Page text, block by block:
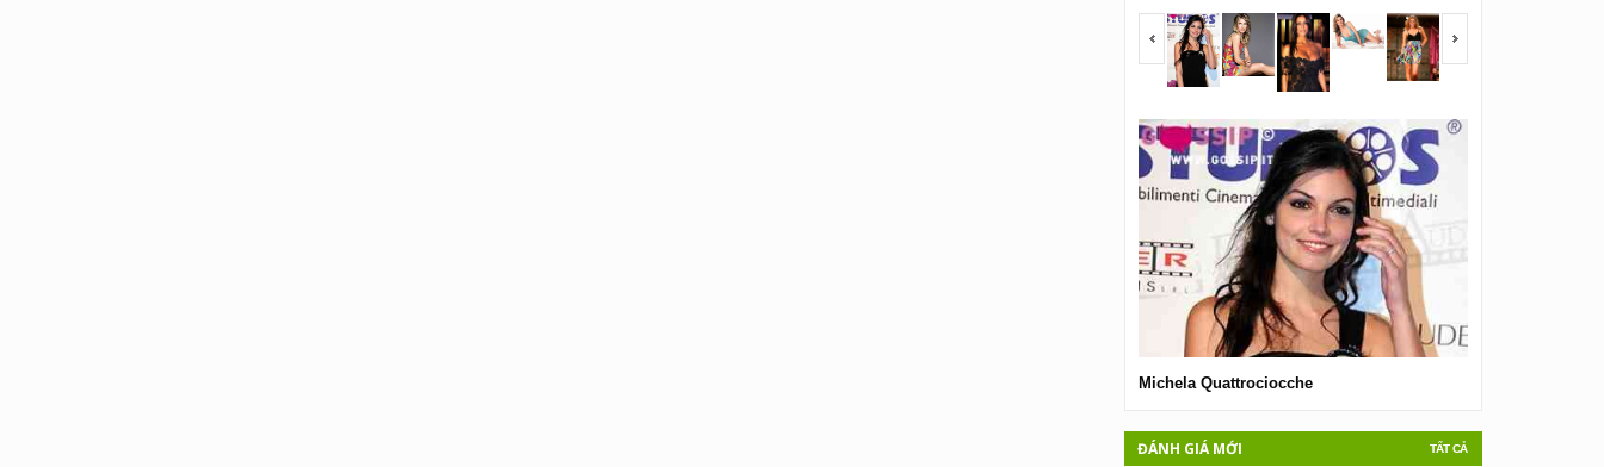
<span></span>
Michela Quattrociocche
TẤT CẢ
ĐÁNH GIÁ MỚI